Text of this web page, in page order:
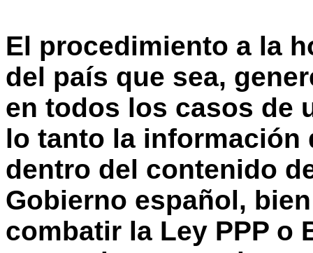
El procedimiento a la
del país que sea,
en todos los casos de
lo tanto la información
dentro del contenido
Gobierno español,
combatir la Ley PPP o